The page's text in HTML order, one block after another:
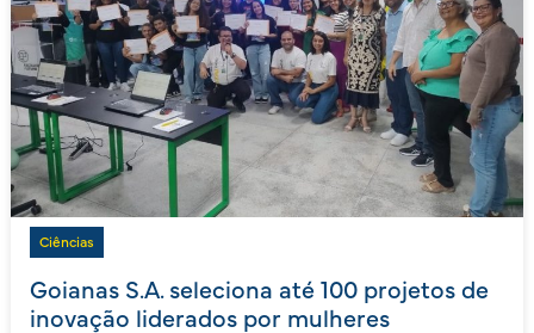
Ciências
Goianas S.A. seleciona até 100 projetos de
inovação liderados por mulheres